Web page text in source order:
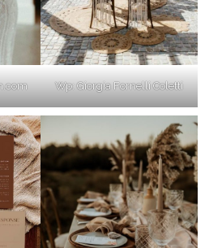
Wp: Giorgia Fornelli Coletti